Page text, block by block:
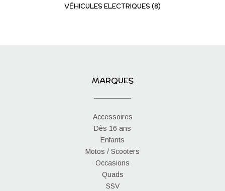
VÉHICULES ELECTRIQUES(8)
MARQUES
Accessoires
Dès 16 ans
Enfants
Motos / Scooters
Occasions
Quads
SSV